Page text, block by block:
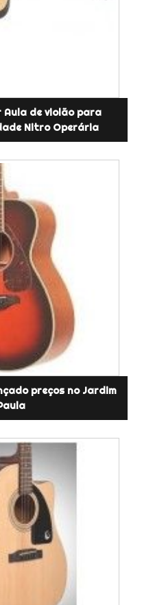
de violão para
Nitro Operária
preços no Jardim